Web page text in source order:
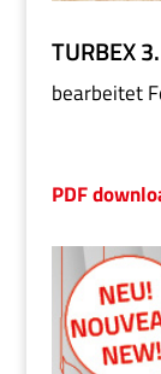
TURBEX
bearbeitet
PDF